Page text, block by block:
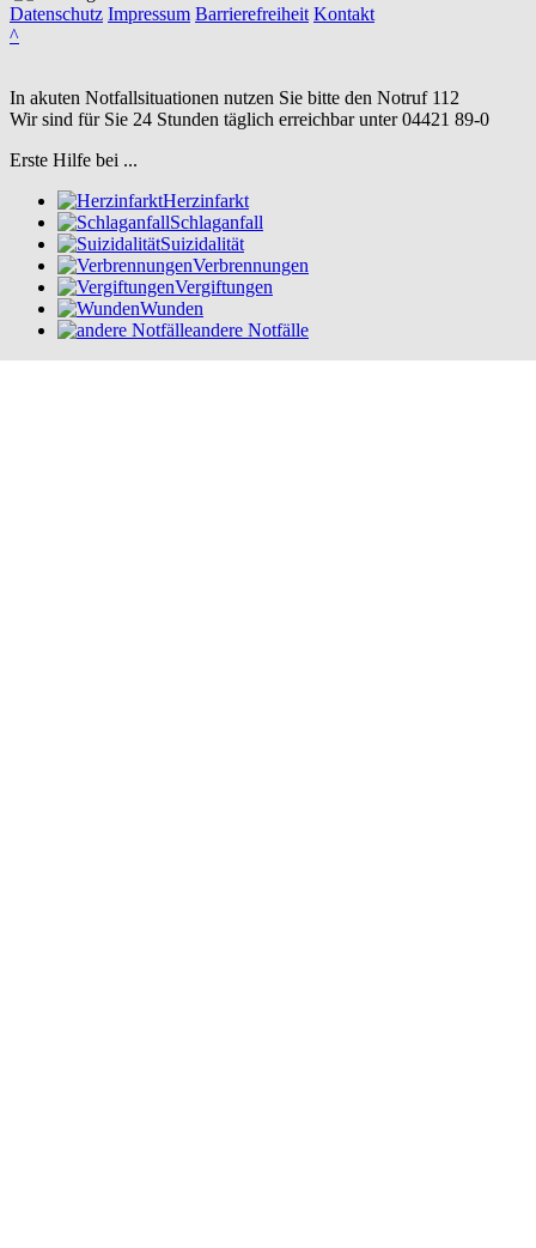
Datenschutz Impressum Barrierefreiheit Kontakt
^
In akuten Notfallsituationen nutzen Sie bitte den Notruf 112
Wir sind für Sie 24 Stunden täglich erreichbar unter04421 89-0
Erste Hilfe bei ...
Herzinfarkt
Schlaganfall
Suizidalität
Verbrennungen
Vergiftungen
Wunden
andere Notfälle